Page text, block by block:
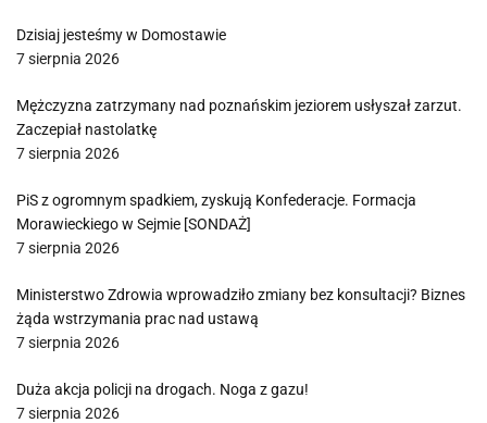
Dzisiaj jesteśmy w Domostawie
7 sierpnia 2026
Mężczyzna zatrzymany nad poznańskim jeziorem usłyszał zarzut.
Zaczepiał nastolatkę
7 sierpnia 2026
PiS z ogromnym spadkiem, zyskują Konfederacje. Formacja
Morawieckiego w Sejmie [SONDAŻ]
7 sierpnia 2026
Ministerstwo Zdrowia wprowadziło zmiany bez konsultacji? Biznes
żąda wstrzymania prac nad ustawą
7 sierpnia 2026
Duża akcja policji na drogach. Noga z gazu!
7 sierpnia 2026